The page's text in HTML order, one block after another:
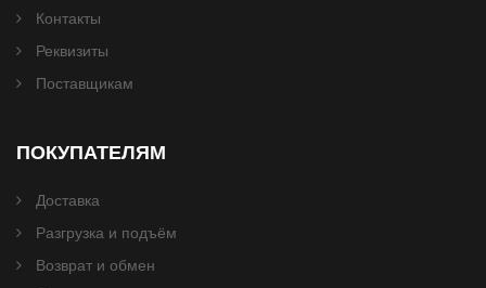
Контакты
Реквизиты
Поставщикам
ПОКУПАТЕЛЯМ
Доставка
Разгрузка и подъём
Возврат и обмен